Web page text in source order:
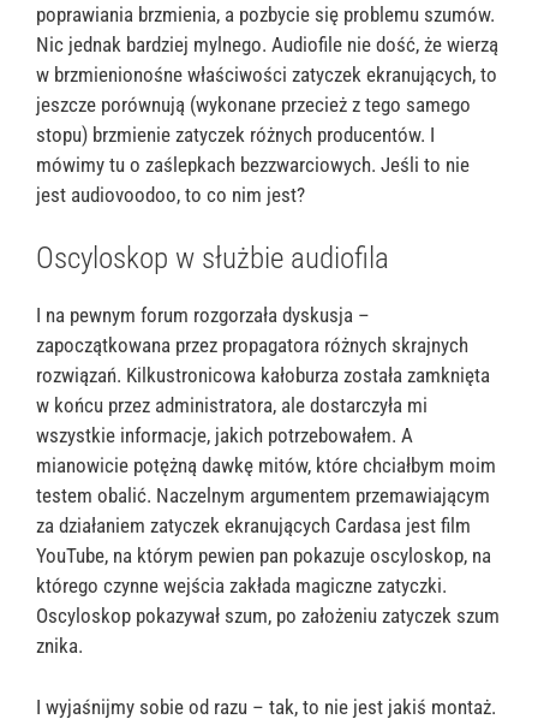
poprawiania brzmienia, a pozbycie się problemu szumów.
Nic jednak bardziej mylnego. Audiofile nie dość, że wierzą
w brzmienionośne właściwości zatyczek ekranujących, to
jeszcze porównują (wykonane przecież z tego samego
stopu) brzmienie zatyczek różnych producentów. I
mówimy tu o zaślepkach bezzwarciowych. Jeśli to nie
jest audiovoodoo, to co nim jest?
Oscyloskop w służbie audiofila
I na pewnym forum rozgorzała dyskusja –
zapoczątkowana przez propagatora różnych skrajnych
rozwiązań. Kilkustronicowa kałoburza została zamknięta
w końcu przez administratora, ale dostarczyła mi
wszystkie informacje, jakich potrzebowałem. A
mianowicie potężną dawkę mitów, które chciałbym moim
testem obalić. Naczelnym argumentem przemawiającym
za działaniem zatyczek ekranujących Cardasa jest film
YouTube, na którym pewien pan pokazuje oscyloskop, na
którego czynne wejścia zakłada magiczne zatyczki.
Oscyloskop pokazywał szum, po założeniu zatyczek szum
znika.
I wyjaśnijmy sobie od razu – tak, to nie jest jakiś montaż.